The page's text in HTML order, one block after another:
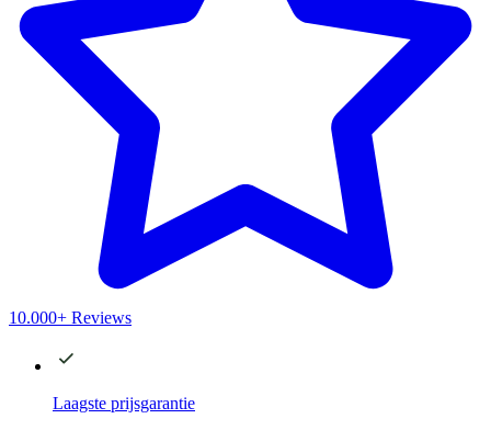
10.000+ Reviews
Laagste prijsgarantie